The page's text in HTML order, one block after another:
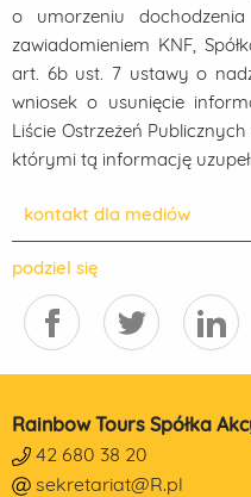
o umorzeniu
zawiadomieniem KNF,
art. 6b ust. 7 ustawy o
wniosek o usunięcie
Liście Ostrzeżeń
którymi tą informację
kontakt dla mediów
podziel się
Rainbow Tours Spółka
42 680 38 20
sekretariat@R.pl